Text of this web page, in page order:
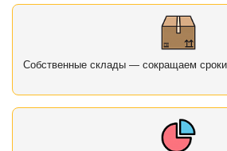
Собственные склады — сокращаем